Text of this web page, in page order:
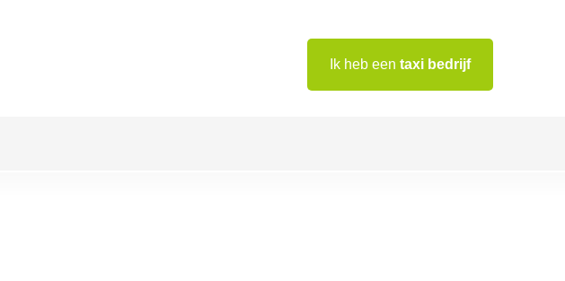
Ik heb een taxi bedrijf